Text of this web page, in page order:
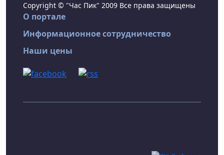
Copyright © "Час Пик" 2009 Все права защищены
О портале
Информационное сотрудничество
Наши цены